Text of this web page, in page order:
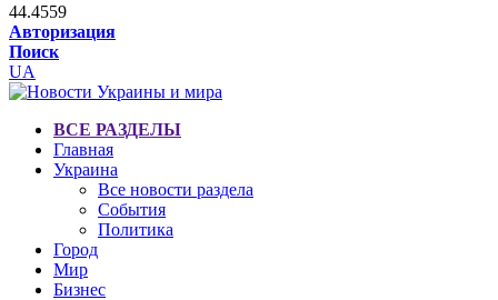
44.4559
Авторизация
Поиск
UA
ВСЕ РАЗДЕЛЫ
Главная
Украина
Все новости раздела
События
Политика
Город
Мир
Бизнес